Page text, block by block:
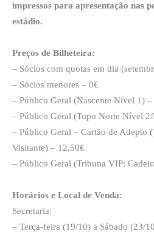
impressos para apresentação nas
estádio.
Preços de Bilheteira:
– Sócios com quotas em dia
– Sócios menores – 0€
– Público Geral (Nascente Nível 1)
– Público Geral (Topo Norte Nível
– Público Geral – Cartão de Adepto
Visitante) – 12,50€
– Público Geral (Tribuna VIP:
Horários e Local de Venda:
Secretaria:
– Terça-feira (19/10) a Sábado (23/